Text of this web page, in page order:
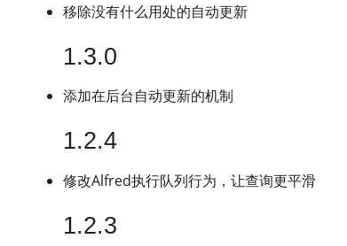
移除没有什么用处的自动更新
1.3.0
添加在后台自动更新的机制
1.2.4
修改Alfred执行队列行为，让查询更平滑
1.2.3